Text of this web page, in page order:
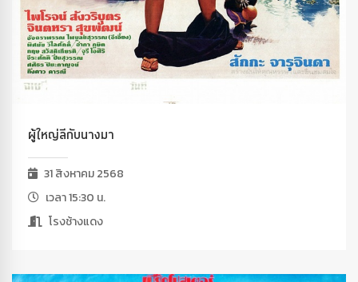
ผู้ใหญ่ลีกับนางมา
31 สิงหาคม 2568
เวลา 15:30 น.
โรงช้างแดง